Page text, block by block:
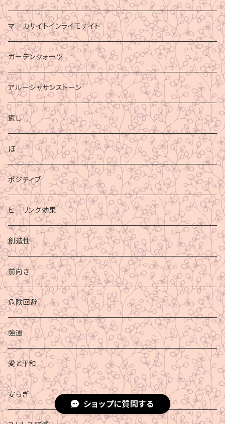
マーカサイトインライモナイト
ガーデンクォーツ
アルーシャサンストーン
癒し
ぼ
ポジティブ
ヒーリング効果
創造性
前向き
危険回避
強運
愛と平和
安らぎ
ショップに質問する